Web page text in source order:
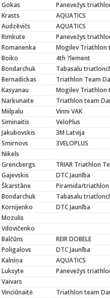
Gokas
Panevežys
Krasts
AQUATICS
Audzēvičs
AQUATICS
Rimkute
Panevežys
Romanenka
Mogilev Triathlon
Boiko
4th ?lement
Bondarchuk
Tabasalu
Bernadickas
Triathlon Team
Kasyanau
Mogilev Triathlon
Narkunaite
Triathlon team
Miilpalu
Vinni VAK
Siminaitis
VeloPlus
Jakubovskis
3M Latvija
Smirnovs
3VELOPLUS
Nikels
Grencbergs
TRIAR Triathlon
Gajevskis
DTC Jaunība
Škarstāne
Piramida/triathlon
Bondarchuk
Tabasalu
Kornijenko
DTC Jaunība
Mozulis
Vdovičenko
Balčūns
REIR DOBELE
Poligalovs
DTC Jaunība
Kalniņa
AQUATICS
Luksyte
Panevežys
Vaivars
Vinciūnaitė
Triathlon team